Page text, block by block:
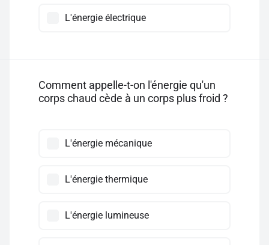
L'énergie électrique
Comment appelle-t-on l'énergie qu'un
corps chaud cède à un corps plus froid ?
L'énergie mécanique
L'énergie thermique
L'énergie lumineuse